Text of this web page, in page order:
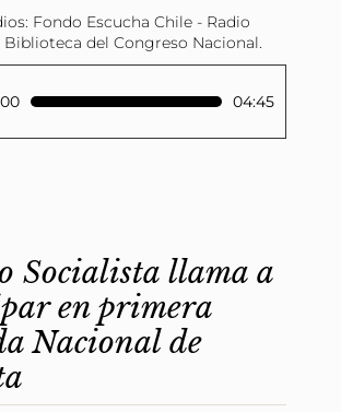
04:45
Fondo Escucha Chile - Radio
Biblioteca del Congreso Nacional.
Socialista llama a
en primera
Nacional de